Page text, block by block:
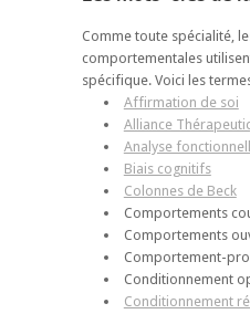
Comme toute spécialité,
comportementales
spécifique. Voici les
Affirmation de soi
Alliance
Analyse
Biais cognitifs
Colonnes de Beck
Comportements
Comportements
Comportement-
Conditionnement
Conditionnement